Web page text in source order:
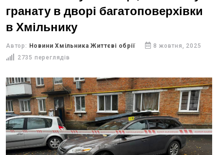
гранату в дворі багатоповерхівки
в Хмільнику
Автор: Новини Хмільника Життєві обрії
8 жовтня, 2025
2735 переглядів